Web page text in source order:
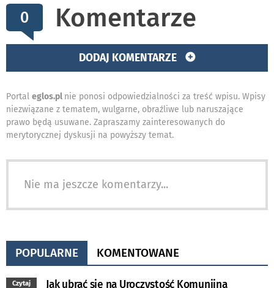
0 Komentarze
DODAJ KOMENTARZE
Portal eglos.pl nie ponosi odpowiedzialności za treść wpisu. Wpisy
niezwiązane z tematem, wulgarne, obraźliwe lub naruszające
prawo będą usuwane. Zapraszamy zainteresowanych do
merytorycznej dyskusji na powyższy temat.
Nie ma jeszcze komentarzy...
POPULARNE KOMENTOWANE
Czytaj Jak ubrać się na Uroczystość Komunijną